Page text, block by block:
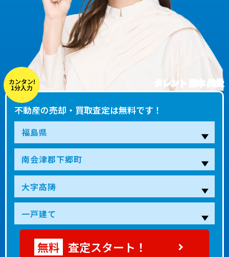
タレント 藤本 美貴
カンタン!
1分入力
不動産の売却・買取査定は無料です！
査定スタート！